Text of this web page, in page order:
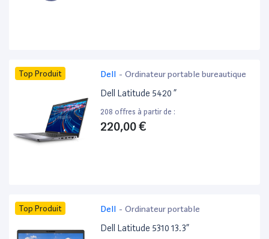
Top Produit Dell - Ordinateur portable bureautique
Dell Latitude 5420 ”
208 offres à partir de :
220,00 €
Top Produit Dell - Ordinateur portable
Dell Latitude 5310 13.3”